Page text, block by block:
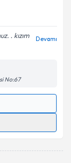
. kızım
Devamı
No:67
için bir